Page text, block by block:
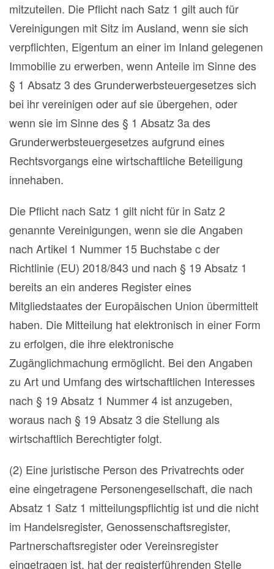
mitzuteilen. Die Pflicht nach Satz 1 gilt auch für
Vereinigungen mit Sitz im Ausland, wenn sie sich
verpflichten, Eigentum an einer im Inland gelegenen
Immobilie zu erwerben, wenn Anteile im Sinne des
§ 1 Absatz 3 des Grunderwerbsteuergesetzes sich
bei ihr vereinigen oder auf sie übergehen, oder
wenn sie im Sinne des § 1 Absatz 3a des
Grunderwerbsteuergesetzes aufgrund eines
Rechtsvorgangs eine wirtschaftliche Beteiligung
innehaben.
Die Pflicht nach Satz 1 gilt nicht für in Satz 2
genannte Vereinigungen, wenn sie die Angaben
nach Artikel 1 Nummer 15 Buchstabe c der
Richtlinie (EU) 2018/843 und nach § 19 Absatz 1
bereits an ein anderes Register eines
Mitgliedstaates der Europäischen Union übermittelt
haben. Die Mitteilung hat elektronisch in einer Form
zu erfolgen, die ihre elektronische
Zugänglichmachung ermöglicht. Bei den Angaben
zu Art und Umfang des wirtschaftlichen Interesses
nach § 19 Absatz 1 Nummer 4 ist anzugeben,
woraus nach § 19 Absatz 3 die Stellung als
wirtschaftlich Berechtigter folgt.
(2) Eine juristische Person des Privatrechts oder
eine eingetragene Personengesellschaft, die nach
Absatz 1 Satz 1 mitteilungspflichtig ist und die nicht
im Handelsregister, Genossenschaftsregister,
Partnerschaftsregister oder Vereinsregister
eingetragen ist, hat der registerführenden Stelle